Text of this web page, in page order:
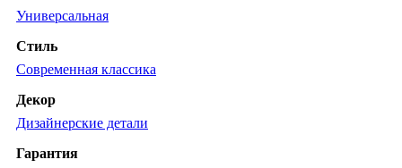
Универсальная
Стиль
Современная классика
Декор
Дизайнерские детали
Гарантия